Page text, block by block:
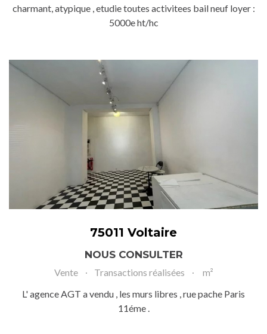
charmant, atypique , etudie toutes activitees bail neuf loyer :
5000e ht/hc
75011 Voltaire
NOUS CONSULTER
Vente Transactions réalisées
m²
L' agence AGT a vendu , les murs libres , rue pache Paris
11éme .